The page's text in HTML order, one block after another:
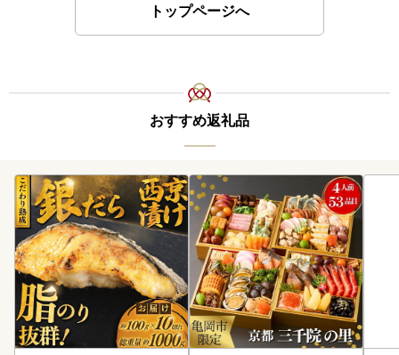
トップページへ
おすすめ返礼品